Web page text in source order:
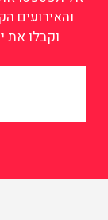
והאירועים
וקבלו את